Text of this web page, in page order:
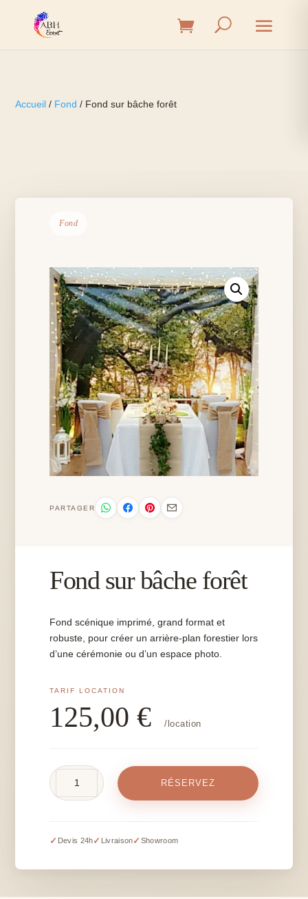
Accueil / Fond / Fond sur bâche forêt
Fond
PARTAGER
Fond sur bâche forêt
Fond scénique imprimé, grand format et
robuste, pour créer un arrière-plan forestier lors
d’une cérémonie ou d’un espace photo.
125,00€ /location
bâche
RÉSERVEZ
✓ Devis 24h✓ Livraison✓ Showroom